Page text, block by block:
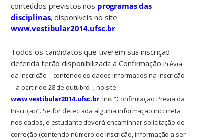
conteúdos previstos nos programas das
disciplinas, disponíveis no site
www.vestibular2014.ufsc.br.
Todos os candidatos que tiverem sua inscrição
deferida terão disponibilizada a ConfirmaçãoPrévia
da Inscrição – contendo os dados informados na inscrição
– a partir de 28 de outubro -, no site
www.vestibular2014.ufsc.br, link “Confirmação Prévia da
Inscrição”. Se for detectada alguma informação incorreta
nos dados, o estudante deverá encaminhar solicitação de
correção (contendo número de inscrição, informação a ser